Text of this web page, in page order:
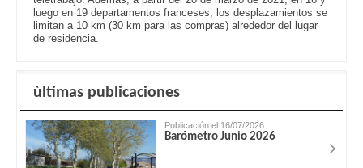
luego en 19 departamentos franceses, los desplazamientos se
limitan a 10 km (30 km para las compras) alrededor del lugar
de residencia.
ùltimas publicaciones
Publicación el 16/07/2026
Barómetro Junio 2026